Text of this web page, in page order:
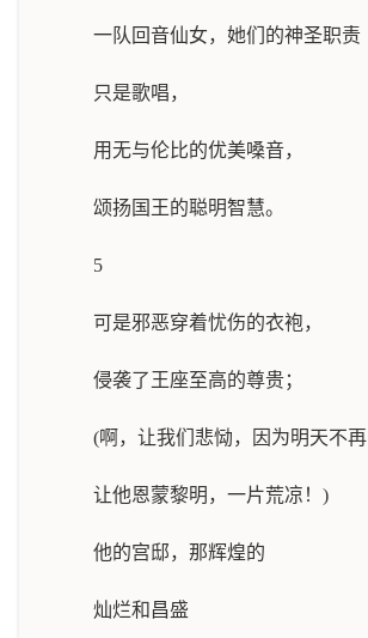
一队回音仙女，她们的神圣职责
只是歌唱，
用无与伦比的优美嗓音，
颂扬国王的聪明智慧。
5
可是邪恶穿着忧伤的衣袍，
侵袭了王座至高的尊贵；
(啊，让我们悲恸，因为明天不再
让他恩蒙黎明，一片荒凉！)
他的宫邸，那辉煌的
灿烂和昌盛